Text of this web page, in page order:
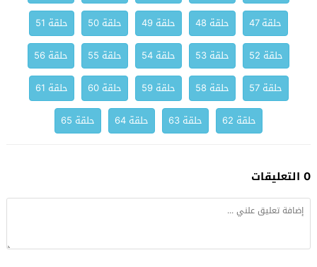
حلقة 47
حلقة 48 حلقة 49 حلقة 50
حلقة 51
حلقة 52
حلقة 53 حلقة 54 حلقة 55
حلقة 56
حلقة 57
حلقة 58 حلقة 59 حلقة 60
حلقة 61
حلقة 62
حلقة 63 حلقة 64 حلقة 65
0 التعليقات